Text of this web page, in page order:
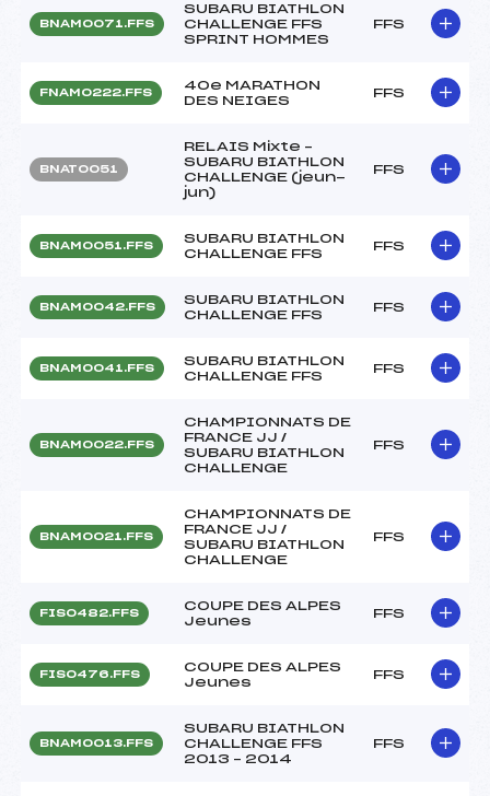
BNAM0071.FFS
SUBARU BIATHLON
CHALLENGE FFS
SPRINT HOMMES
FFS
FNAM0222.FFS
40e MARATHON
DES NEIGES
FFS
BNAT0051
RELAIS Mixte –
SUBARU BIATHLON
CHALLENGE (jeun-
jun)
FFS
BNAM0051.FFS
SUBARU BIATHLON
CHALLENGE FFS
FFS
BNAM0042.FFS
SUBARU BIATHLON
CHALLENGE FFS
FFS
BNAM0041.FFS
SUBARU BIATHLON
CHALLENGE FFS
FFS
BNAM0022.FFS
CHAMPIONNATS DE
FRANCE JJ /
SUBARU BIATHLON
CHALLENGE
FFS
BNAM0021.FFS
CHAMPIONNATS DE
FRANCE JJ /
SUBARU BIATHLON
CHALLENGE
FFS
FIS0482.FFS
COUPE DES ALPES
Jeunes
FFS
FIS0476.FFS
COUPE DES ALPES
Jeunes
FFS
BNAM0013.FFS
SUBARU BIATHLON
CHALLENGE FFS
2013 – 2014
FFS